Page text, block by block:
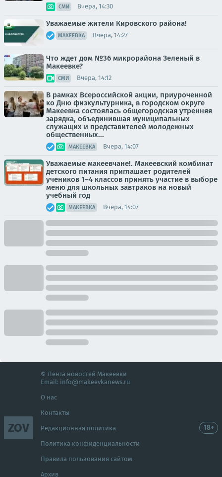
СМИ Вчера, 14:30
Уважаемые жители Кировского района!
МАКЕЕВКА Вчера, 14:27
Что ждет дом №36 микрорайона Зеленый в
Макеевке?
СМИ Вчера, 14:12
В рамках Всероссийской акции, приуроченной
ко Дню физкультурника, в городском округе
Макеевка состоялась общегородская утренняя
зарядка, объединившая муниципальных
служащих и представителей молодежных
общественных...
МАКЕЕВКА Вчера, 14:07
Уважаемые макеевчане!. Макеевский комбинат
детского питания приглашает родителей
учеников 1–4 классов принять участие в выборе
меню для школьных завтраков на новый
учебный год
МАКЕЕВКА Вчера, 14:07
ZOV
© Лента новостей Макеевки
Email: info@makeevkanews.ru
О нас
Контакты
Редакционная политика
Политика конфиденциальности
Правила пользования сайтом
Архив
18+